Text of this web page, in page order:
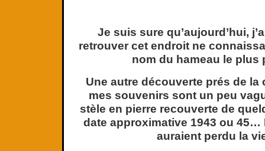
Je suis sure qu’aujourd’hui,
retrouver cet endroit ne
nom du hameau le plus
Une autre découverte prés de la
mes souvenirs sont un peu
stèle en pierre recouverte de
date approximative 1943 ou 45…
auraient perdu la